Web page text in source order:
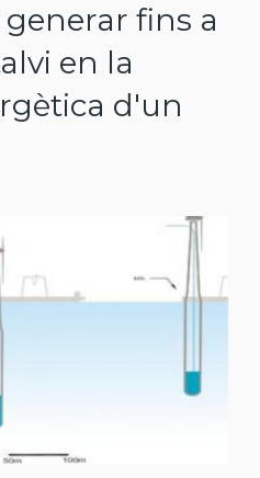
fins a
en la
d'un